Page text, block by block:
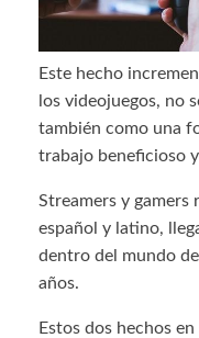
Este hecho
los videojuegos, no
también como una
trabajo beneficioso
Streamers y gamers
español y latino,
dentro del mundo
años.
Estos dos hechos